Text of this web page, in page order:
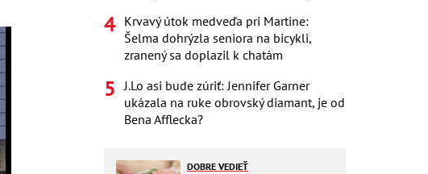
Krvavý útok medveďa pri Martine:
Šelma dohrýzla seniora na bicykli,
zranený sa doplazil k chatám
J.Lo asi bude zúriť: Jennifer Garner
ukázala na ruke obrovský diamant, je od
Bena Afflecka?
DOBRE VEDIEŤ